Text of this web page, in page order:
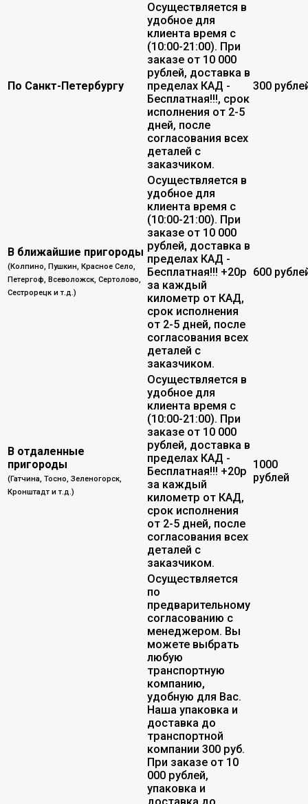
По Санкт-Петербургу
Осуществляется в
удобное для
клиента время с
(10:00-21:00). При
заказе от 10 000
рублей, доставка в
пределах КАД -
Бесплатная!!!, срок
исполнения от 2-5
дней, после
согласования всех
деталей с
заказчиком.
300
В ближайшие пригороды
(Колпино, Пушкин, Красное Село,
Петергоф, Всеволожск, Сертолово,
Сестрорецк и т.д.)
Осуществляется в
удобное для
клиента время с
(10:00-21:00). При
заказе от 10 000
рублей, доставка в
пределах КАД -
Бесплатная!!! +20р
за каждый
километр от КАД,
срок исполнения
от 2-5 дней, после
согласования всех
деталей с
заказчиком.
600
В отдаленные
пригороды
(Гатчина, Тосно, Зеленогорск,
Кронштадт и т.д.)
Осуществляется в
удобное для
клиента время с
(10:00-21:00). При
заказе от 10 000
рублей, доставка в
пределах КАД -
Бесплатная!!! +20р
за каждый
километр от КАД,
срок исполнения
от 2-5 дней, после
согласования всех
деталей с
заказчиком.
1000
рублей
Осуществляется
по
предварительному
согласованию с
менеджером. Вы
можете выбрать
любую
транспортную
компанию,
удобную для Вас.
Наша упаковка и
доставка до
транспортной
компании 300 руб.
При заказе от 10
000 рублей,
упаковка и